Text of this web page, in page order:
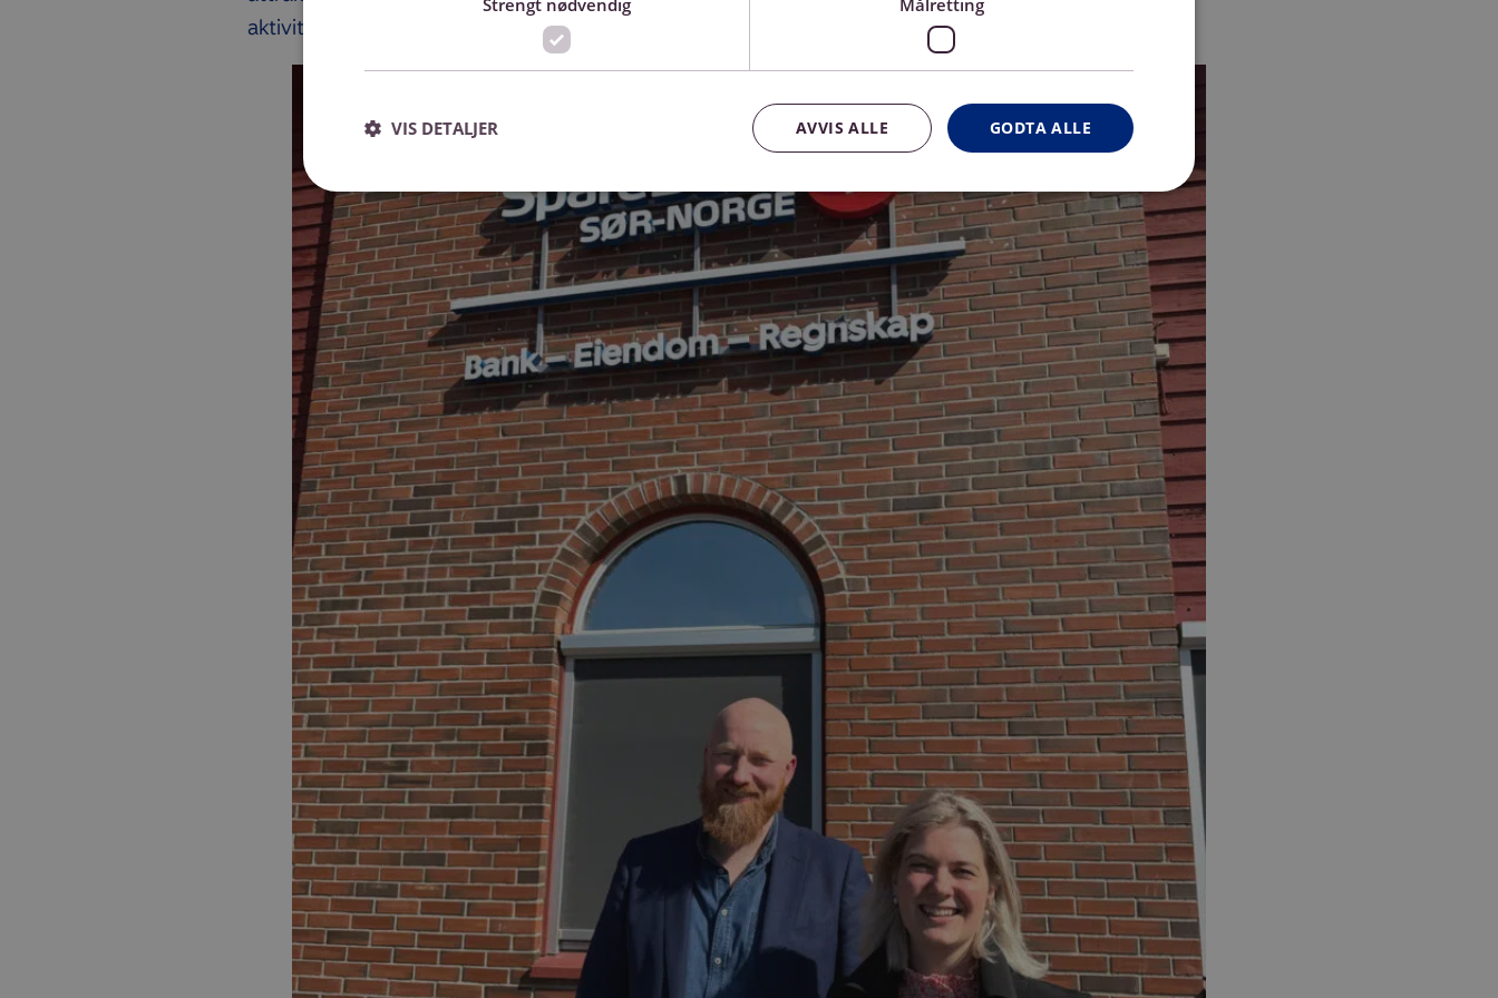
aktivitet i regionen, og vi i SpareBank 1 Sør-Norge gleder oss til å være med, avslutter Thomassen.
Strengt nødvendig Målretting
GODTA ALLE
AVVIS ALLE
VIS DETALJER